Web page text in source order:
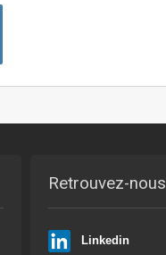
Retrouvez-nous
Linkedin